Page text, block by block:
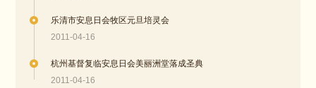
乐清市安息日会牧区元旦培灵会
2011-04-16
杭州基督复临安息日会美丽洲堂落成圣典
2011-04-16